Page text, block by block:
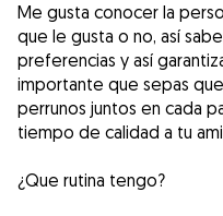
Me gusta conocer la
que le gusta o no, así
preferencias y así
importante que sepas
perrunos juntos en cada
tiempo de calidad a tu
¿Que rutina tengo?